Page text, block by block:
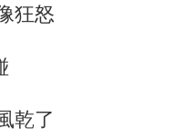
狂怒
乾了